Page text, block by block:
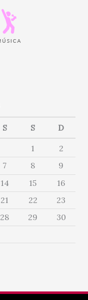
S S D
1
2
7 8
9
14 15
16
21 22
23
28 29
30